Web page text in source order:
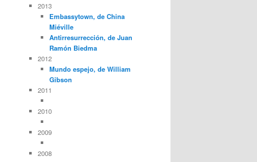
2013
Embassytown, de China
Miéville
Antirresurrección, de Juan
Ramón Biedma
2012
Mundo espejo, de William
Gibson
2011
2010
2009
2008